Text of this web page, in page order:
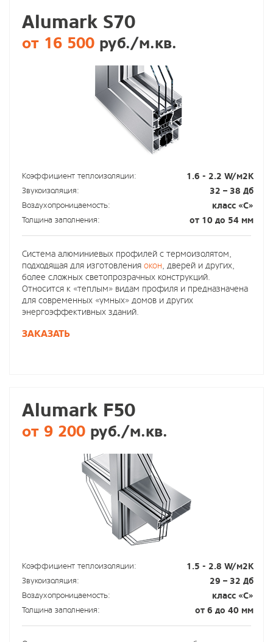
Alumark S70
от 16 500 руб./м.кв.
Коэффициент теплоизоляции: 1.6 - 2.2 W/м2К
Звукоизоляция: 32 – 38 Дб
Воздухопроницаемость: класс «С»
Толщина заполнения: от 10 до 54 мм
Система алюминиевых профилей с термоизолятом,
подходящая для изготовления окон, дверей и других,
более сложных светопрозрачных конструкций.
Относится к «теплым» видам профиля и предназначена
для современных «умных» домов и других
энергоэффективных зданий.
ЗАКАЗАТЬ
Alumark F50
от 9 200 руб./м.кв.
Коэффициент теплоизоляции: 1.5 - 2.8 W/м2К
Звукоизоляция: 29 – 32 Дб
Воздухопроницаемость: класс «С»
Толщина заполнения: от 6 до 40 мм